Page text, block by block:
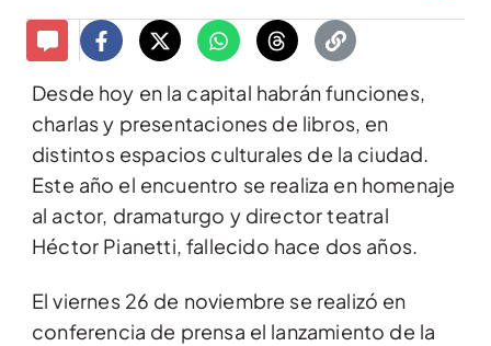
Desde hoy en la capital habrán funciones,
charlas y presentaciones de libros, en
distintos espacios culturales de la ciudad.
Este año el encuentro se realiza en homenaje
al actor, dramaturgo y director teatral
Héctor Pianetti, fallecido hace dos años.
El viernes 26 de noviembre se realizó en
conferencia de prensa el lanzamiento de la